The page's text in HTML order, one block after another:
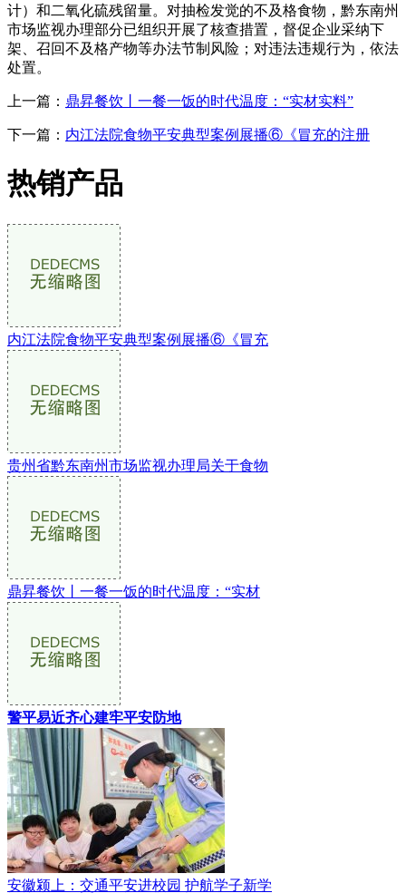
计）和二氧化硫残留量。对抽检发觉的不及格食物，黔东南州
市场监视办理部分已组织开展了核查措置，督促企业采纳下
架、召回不及格产物等办法节制风险；对违法违规行为，依法
处置。
上一篇： 鼎昇餐饮丨一餐一饭的时代温度：“实材实料”
下一篇： 内江法院食物平安典型案例展播⑥《冒充的注册
热销产品
内江法院食物平安典型案例展播⑥《冒充
贵州省黔东南州市场监视办理局关于食物
鼎昇餐饮丨一餐一饭的时代温度：“实材
警平易近齐心建牢平安防地
安徽颍上：交通平安进校园 护航学子新学